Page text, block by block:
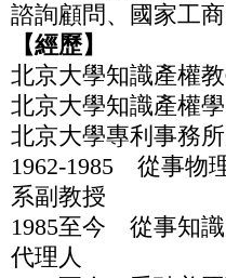
諮詢顧問、國家工
【經歷】
北京大學知識產權
北京大學知識產權
北京大學專利事務
1962-1985 從事物
系副教授
1985至今 從事知
代理人